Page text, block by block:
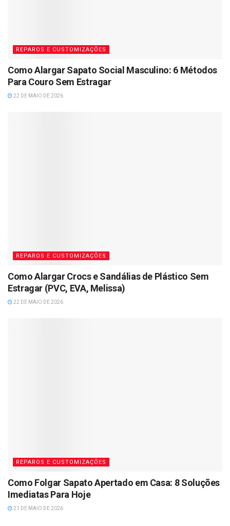
REPAROS E CUSTOMIZAÇÕES
Como Alargar Sapato Social Masculino: 6 Métodos
Para Couro Sem Estragar
22 DE MAIO DE 2026
REPAROS E CUSTOMIZAÇÕES
Como Alargar Crocs e Sandálias de Plástico Sem
Estragar (PVC, EVA, Melissa)
22 DE MAIO DE 2026
REPAROS E CUSTOMIZAÇÕES
Como Folgar Sapato Apertado em Casa: 8 Soluções
Imediatas Para Hoje
21 DE MAIO DE 2026